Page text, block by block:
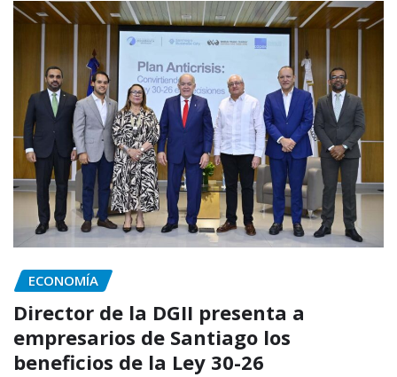
ECONOMÍA
Director de la DGII presenta a
empresarios de Santiago los
beneficios de la Ley 30-26